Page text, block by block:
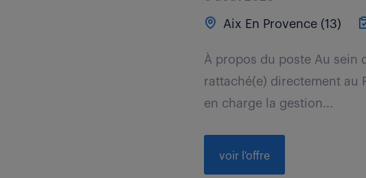
Aix En Provence (13)
À propos du poste Au sein
rattaché(e) directement au
en charge la gestion...
voir l'offre